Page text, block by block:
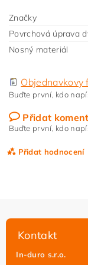
Značky
Povrchová úprava
Nosný materiál
Objednavkovy
Buďte první, kdo
Přidat
Buďte první, kdo
Přidat hodnocení
Kontakt
In-duro s.r.o.